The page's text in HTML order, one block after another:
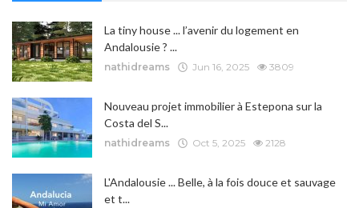
La tiny house ... l’avenir du logement en
Andalousie ? ...
nathidreams Jun 16, 2025 3809
Nouveau projet immobilier à Estepona sur la
Costa del S...
nathidreams Oct 5, 2025 2128
L'Andalousie ... Belle, à la fois douce et sauvage
et t...